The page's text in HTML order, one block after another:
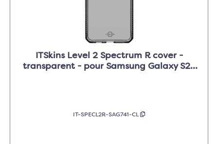
ITSkins Level 2 Spectrum R cover -
transparent - pour Samsung Galaxy S26
IT-SPECL2R-SAG741-CL